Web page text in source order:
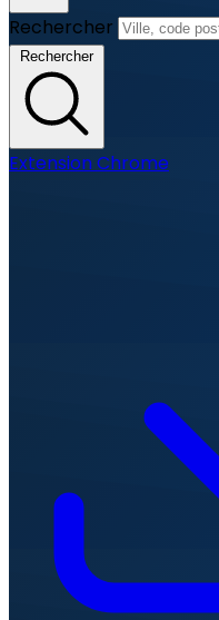
Rechercher
Rechercher
Extension Chrome